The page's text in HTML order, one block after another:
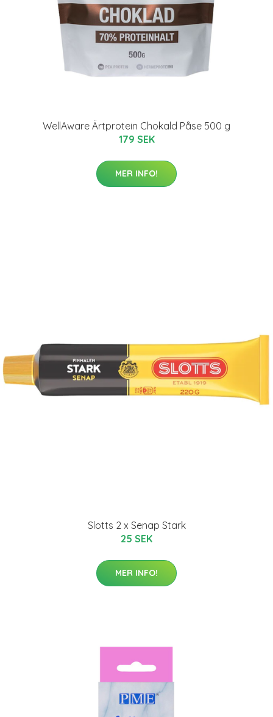
WellAware Ärtprotein Chokald Påse 500 g
179 SEK
MER INFO!
Slotts 2 x Senap Stark
25 SEK
MER INFO!